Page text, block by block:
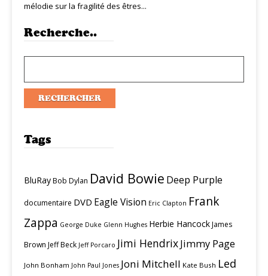
mélodie sur la fragilité des êtres...
Recherche..
Tags
BluRayBob Dylan David Bowie Deep Purple
documentaire DVD Eagle Vision Eric Clapton Frank
Zappa George Duke Glenn Hughes Herbie HancockJames
Brown Jeff Beck Jeff Porcaro Jimi HendrixJimmy Page
John Bonham John Paul Jones Joni Mitchell Kate Bush Led